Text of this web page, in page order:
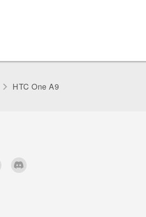
HTC One A9‎